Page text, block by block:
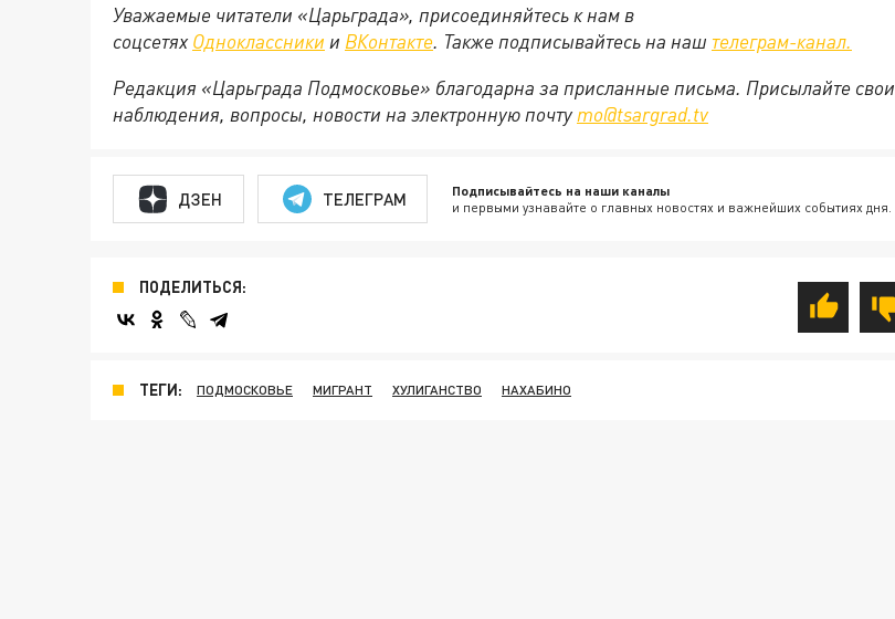
Уважаемые читатели «Царьграда», присоединяйтесь к нам в
соцсетях Одноклассники и ВКонтакте. Также подписывайтесь на наш телеграм-канал.
Редакция «Царьграда Подмосковье» благодарна за присланные письма. Присылайте свои
наблюдения, вопросы, новости на электронную почту mo@tsargrad.tv
ДЗЕН ТЕЛЕГРАМ Подписывайтесь на наши каналы
и первыми узнавайте о главных новостях и важнейших событиях дня.
ПОДЕЛИТЬСЯ:
ТЕГИ: ПОДМОСКОВЬЕ МИГРАНТ ХУЛИГАНСТВО НАХАБИНО